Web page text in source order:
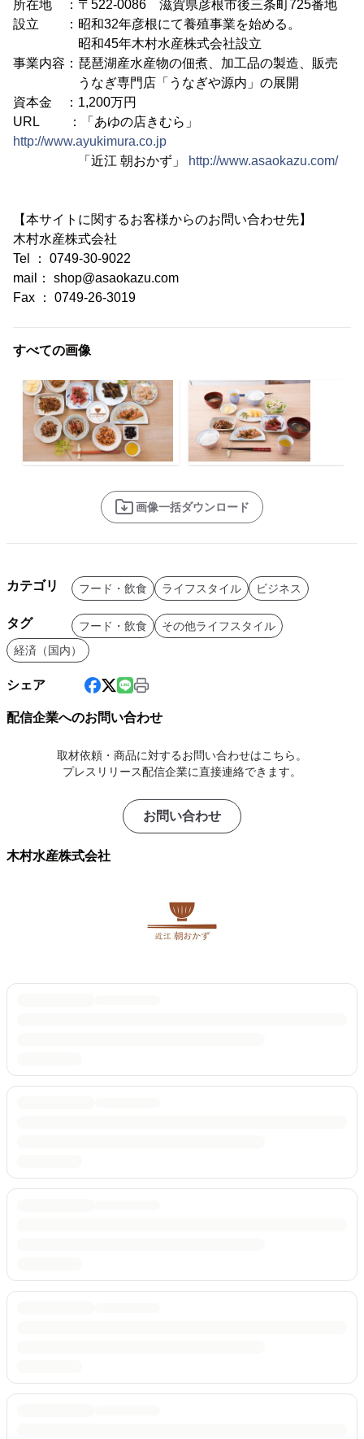
所在地 ：〒522-0086 滋賀県彦根市後三条町725番地
設立 ：昭和32年彦根にて養殖事業を始める。
昭和45年木村水産株式会社設立
事業内容：琵琶湖産水産物の佃煮、加工品の製造、販売
うなぎ専門店「うなぎや源内」の展開
資本金 ：1,200万円
URL ：「あゆの店きむら」
http://www.ayukimura.co.jp
「近江 朝おかず」
http://www.asaokazu.com/
【本サイトに関するお客様からのお問い合わせ先】
木村水産株式会社
Tel ： 0749-30-9022
mail： shop@asaokazu.com
Fax ： 0749-26-3019
すべての画像
画像一括ダウンロード
カテゴリ フード・飲食 ライフスタイル ビジネス
タグ フード・飲食
その他ライフスタイル
経済（国内）
シェア
配信企業へのお問い合わせ
取材依頼・商品に対するお問い合わせはこちら。
プレスリリース配信企業に直接連絡できます。
お問い合わせ
木村水産株式会社